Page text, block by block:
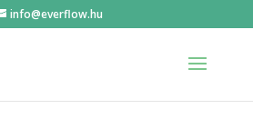
info@everflow.hu